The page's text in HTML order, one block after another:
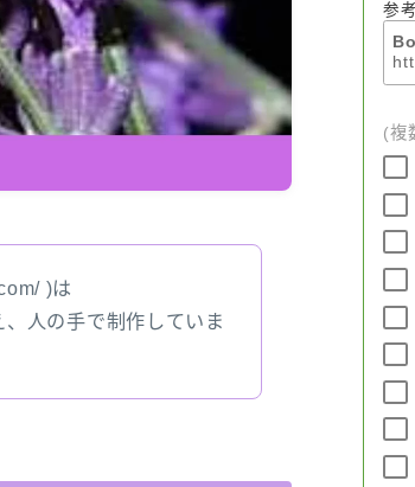
合わせ
マップ
)は
人の手で制作していま